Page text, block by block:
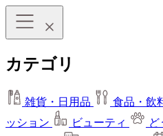
カテゴリ
雑貨・日用品 食品・飲
ッション
ビューティ ど